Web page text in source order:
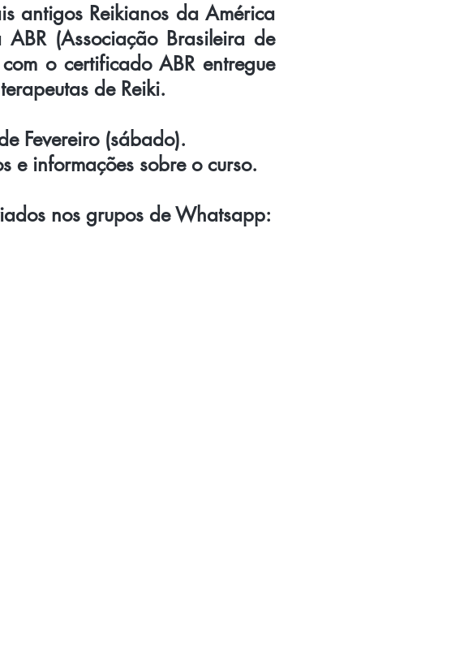
antigos Reikianos da América
(Associação Brasileira de
o certificado ABR entregue
de Reiki.
Fevereiro (sábado).
e informações sobre o curso.
nos grupos de Whatsapp: